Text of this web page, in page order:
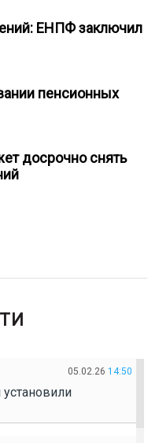
ЕНПФ заключил
пенсионных
досрочно снять
05.02.26 14:50
установили